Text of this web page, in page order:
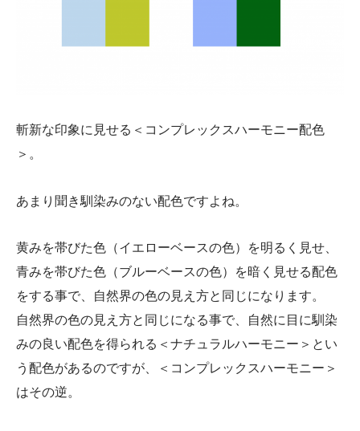
斬新な印象に見せる＜コンプレックスハーモニー配色
＞。
あまり聞き馴染みのない配色ですよね。
黄みを帯びた色（イエローベースの色）を明るく見せ、
青みを帯びた色（ブルーベースの色）を暗く見せる配色
をする事で、自然界の色の見え方と同じになります。
自然界の色の見え方と同じになる事で、自然に目に馴染
みの良い配色を得られる＜ナチュラルハーモニー＞とい
う配色があるのですが、＜コンプレックスハーモニー＞
はその逆。